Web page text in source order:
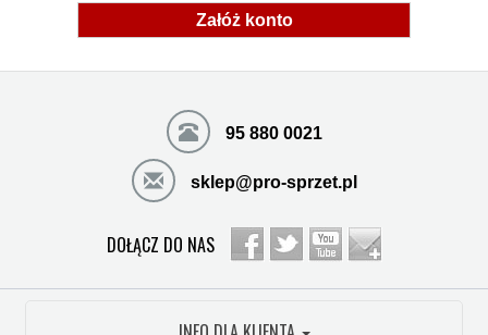
Załóż konto
95 880 0021
sklep@pro-sprzet.pl
DOŁĄCZ DO NAS